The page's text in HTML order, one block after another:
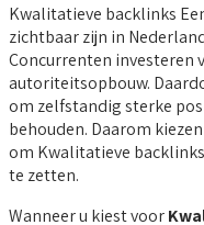
Kwalitatieve backlinks
zichtbaar zijn in
Concurrenten investeren
autoriteitsopbouw.
om zelfstandig sterke
behouden. Daarom
om Kwalitatieve
te zetten.
Wanneer u kiest voor